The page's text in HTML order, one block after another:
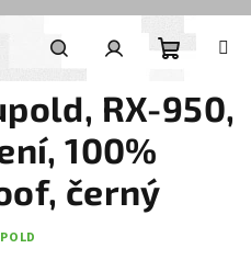
Hľadať
RX-950,
100%
černý